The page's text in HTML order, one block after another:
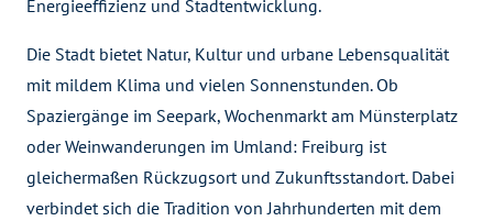
Energieeffizienz und Stadtentwicklung.
Die Stadt bietet Natur, Kultur und urbane Lebensqualität
mit mildem Klima und vielen Sonnenstunden. Ob
Spaziergänge im Seepark, Wochenmarkt am Münsterplatz
oder Weinwanderungen im Umland: Freiburg ist
gleichermaßen Rückzugsort und Zukunftsstandort. Dabei
verbindet sich die Tradition von Jahrhunderten mit dem